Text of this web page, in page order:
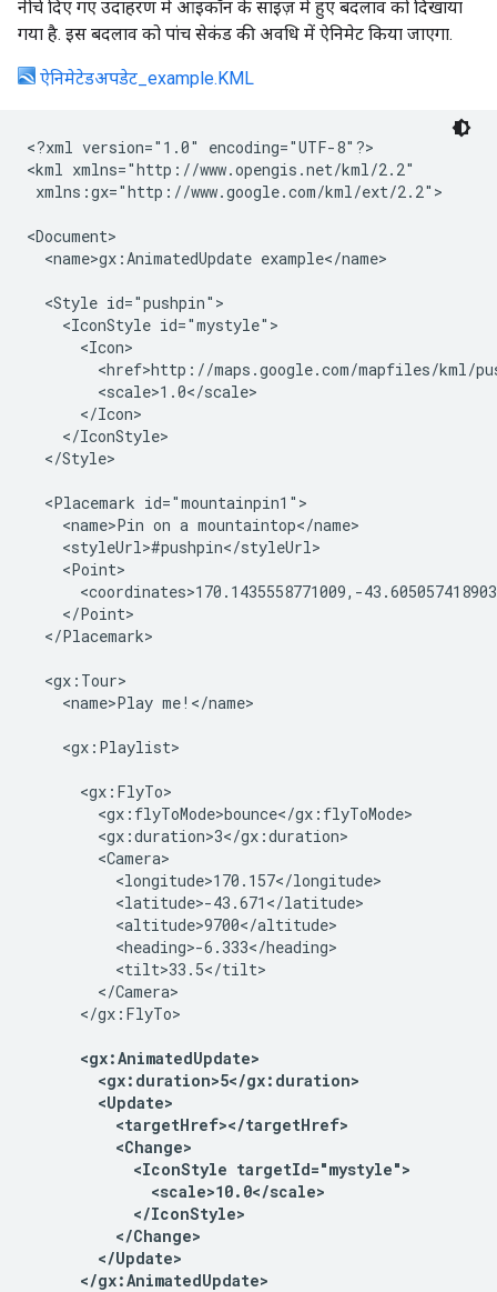
नीचे दिए गए उदाहरण में आइकॉन के साइज़ में हुए बदलाव को दिखाया
गया है. इस बदलाव को पांच सेकंड की अवधि में ऐनिमेट किया जाएगा.
ऐनिमेटेडअपडेट_example.KML
<?xml version="1.0" encoding="UTF-8"?>
<kml xmlns="http://www.opengis.net/kml/2.2"
xmlns:gx="http://www.google.com/kml/ext/2.2">
<Document>
  <name>gx:AnimatedUpdate example</name>
  <Style id="pushpin">
    <IconStyle id="mystyle">
      <Icon>
<href>http://maps.google.com/mapfiles/kml/
        <scale>1.0</scale>
      </Icon>
    </IconStyle>
  </Style>
  <Placemark id="mountainpin1">
    <name>Pin on a mountaintop</name>
    <styleUrl>#pushpin</styleUrl>
    <Point>
<coordinates>170.1435558771009,-
    </Point>
  </Placemark>
  <gx:Tour>
    <name>Play me!</name>
    <gx:Playlist>
      <gx:FlyTo>
        <gx:flyToMode>bounce</gx:flyToMode>
        <gx:duration>3</gx:duration>
        <Camera>
          <longitude>170.157</longitude>
          <latitude>-43.671</latitude>
          <altitude>9700</altitude>
          <heading>-6.333</heading>
          <tilt>33.5</tilt>
        </Camera>
      </gx:FlyTo>
<gx:AnimatedUpdate>
        <gx:duration>5</gx:duration>
        <Update>
          <targetHref></targetHref>
          <Change>
            <IconStyle targetId="mystyle">
              <scale>10.0</scale>
            </IconStyle>
          </Change>
        </Update>
      </gx:AnimatedUpdate>